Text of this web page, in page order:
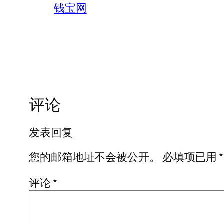
钱宝网
评论
发表回复
您的邮箱地址不会被公开。
必填项已用*
评论*